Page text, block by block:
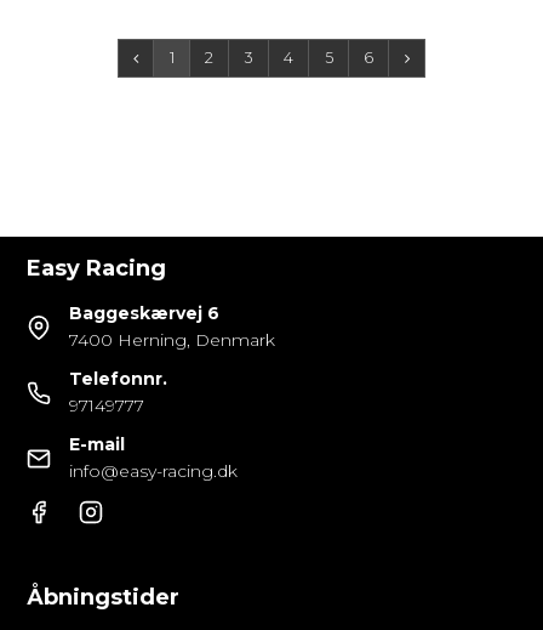
1 2 3 4 5 6
Easy Racing
Baggeskærvej 6
7400 Herning, Denmark
Telefonnr.
97149777
E-mail
info@easy-racing.dk
Åbningstider